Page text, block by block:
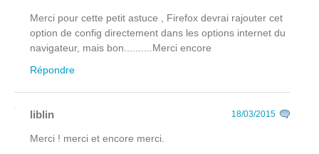
Merci pour cette petit astuce , Firefox devrai rajouter cet
option de config directement dans les options internet du
navigateur, mais bon..........Merci encore
Répondre
liblin 18/03/2015
Merci ! merci et encore merci.